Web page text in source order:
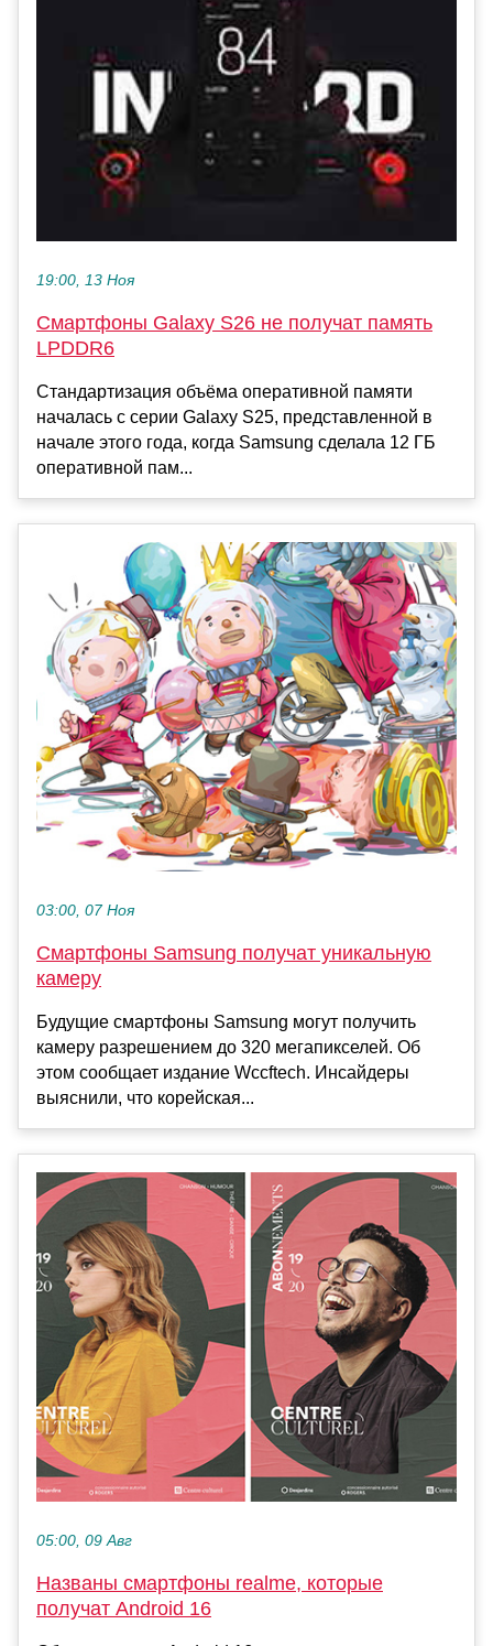
19:00, 13 Ноя
Смартфоны Galaxy S26 не получат память
LPDDR6
Стандартизация объёма оперативной памяти
началась с серии Galaxy S25, представленной в
начале этого года, когда Samsung сделала 12 ГБ
оперативной пам...
03:00, 07 Ноя
Смартфоны Samsung получат уникальную
камеру
Будущие смартфоны Samsung могут получить
камеру разрешением до 320 мегапикселей. Об
этом сообщает издание Wccftech. Инсайдеры
выяснили, что корейская...
05:00, 09 Авг
Названы смартфоны realme, которые
получат Android 16